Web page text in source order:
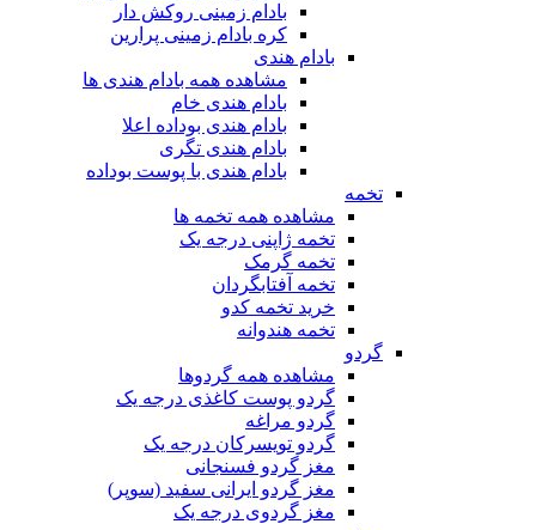
بادام زمینی روکش دار
کره بادام زمینی پرارین
بادام هندی
مشاهده همه بادام هندی ها
بادام هندی خام
بادام هندی بوداده اعلا
بادام هندی تگری
بادام هندی با پوست بوداده
تخمه
مشاهده همه تخمه ها
تخمه ژاپنی درجه یک
تخمه گرمک
تخمه آفتابگردان
خرید تخمه کدو
تخمه هندوانه
گردو
مشاهده همه گردوها
گردو پوست کاغذی درجه یک
گردو مراغه
گردو تویسرکان درجه یک
مغز گردو فسنجانی
مغز گردو ایرانی سفید (سوپر)
مغز گردوی درجه یک